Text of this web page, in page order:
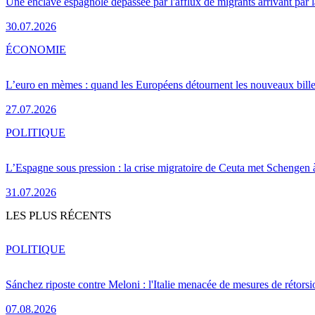
30.07.2026
L’euro en mèmes : quand les Européens détournent les nouveaux
27.07.2026
ÉCONOMIE
L’Espagne sous pression : la crise migratoire de Ceuta met Schengen
31.07.2026
POLITIQUE
LES PLUS RÉCENTS
Sánchez riposte contre Meloni : l'Italie menacée de mesures de
07.08.2026
POLITIQUE